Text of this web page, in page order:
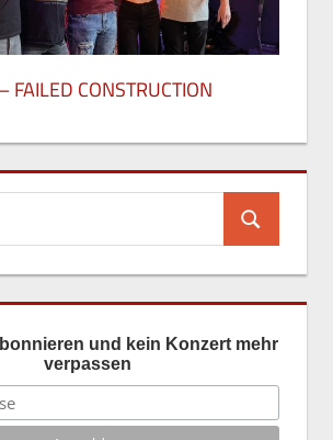
CONSTRUCTION
Suchen
und kein Konzert mehr
verpassen